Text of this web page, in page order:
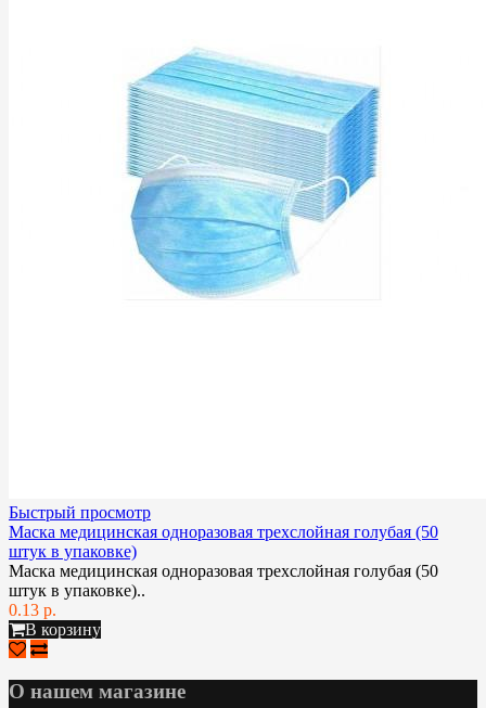
Быстрый просмотр
Маска медицинская одноразовая трехслойная голубая (50
штук в упаковке)
Маска медицинская одноразовая трехслойная голубая (50
штук в упаковке)..
0.13 р.
В корзину
О нашем магазине